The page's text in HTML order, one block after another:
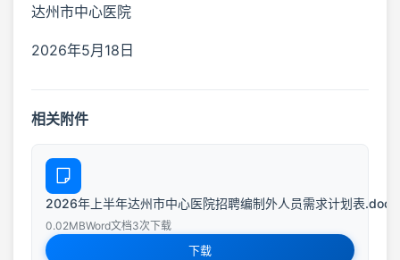
达州市中心医院
2026年5月18日
相关附件
2026年上半年达州市中心医院招聘编制外人员需求计划表.docx
0.02MBWord文档3次下载
下载